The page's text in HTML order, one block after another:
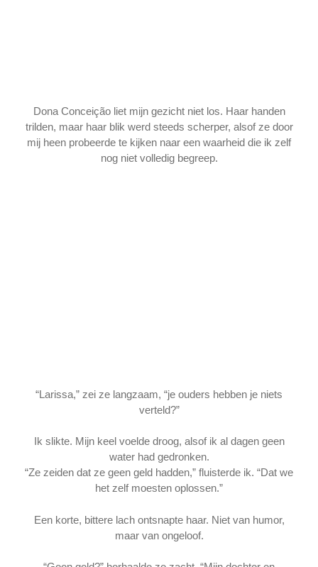
Dona Conceição liet mijn gezicht niet los. Haar handen
trilden, maar haar blik werd steeds scherper, alsof ze door
mij heen probeerde te kijken naar een waarheid die ik zelf
nog niet volledig begreep.
“Larissa,” zei ze langzaam, “je ouders hebben je niets
verteld?”
Ik slikte. Mijn keel voelde droog, alsof ik al dagen geen
water had gedronken.
“Ze zeiden dat ze geen geld hadden,” fluisterde ik. “Dat we
het zelf moesten oplossen.”
Een korte, bittere lach ontsnapte haar. Niet van humor,
maar van ongeloof.